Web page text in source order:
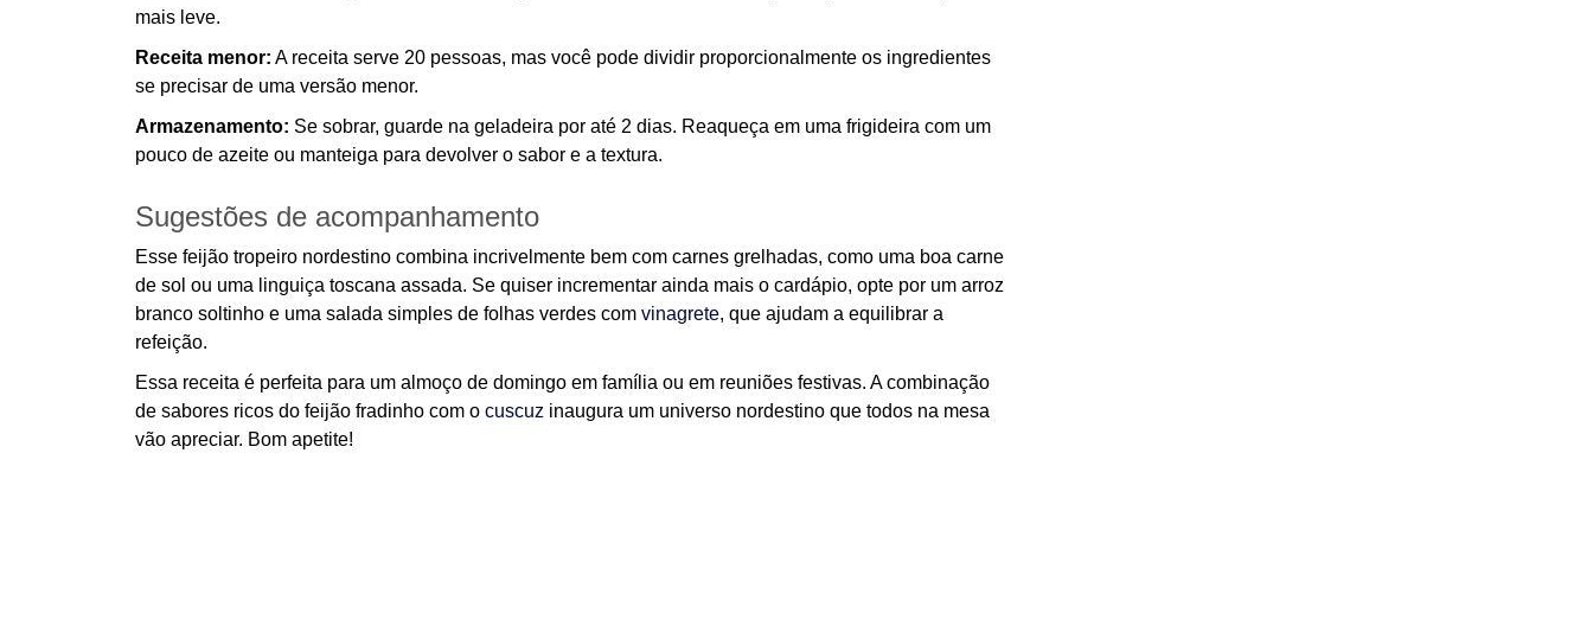
mais leve.
Receita menor: A receita serve 20 pessoas, mas você pode dividir proporcionalmente os ingredientes
se precisar de uma versão menor.
Armazenamento: Se sobrar, guarde na geladeira por até 2 dias. Reaqueça em uma frigideira com um
pouco de azeite ou manteiga para devolver o sabor e a textura.
Sugestões de acompanhamento
Esse feijão tropeiro nordestino combina incrivelmente bem com carnes grelhadas, como uma boa carne
de sol ou uma linguiça toscana assada. Se quiser incrementar ainda mais o cardápio, opte por um arroz
branco soltinho e uma salada simples de folhas verdes com vinagrete, que ajudam a equilibrar a
refeição.
Essa receita é perfeita para um almoço de domingo em família ou em reuniões festivas. A combinação
de sabores ricos do feijão fradinho com o cuscuz inaugura um universo nordestino que todos na mesa
vão apreciar. Bom apetite!